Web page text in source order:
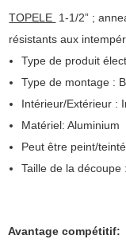
TOPELE 1-1/2” ;
résistants aux
Type de produit
Type de montage :
Intérieur/Extérieur :
Matériel: Aluminium
Peut être peint/
Taille de la découpe
Avantage compétitif: